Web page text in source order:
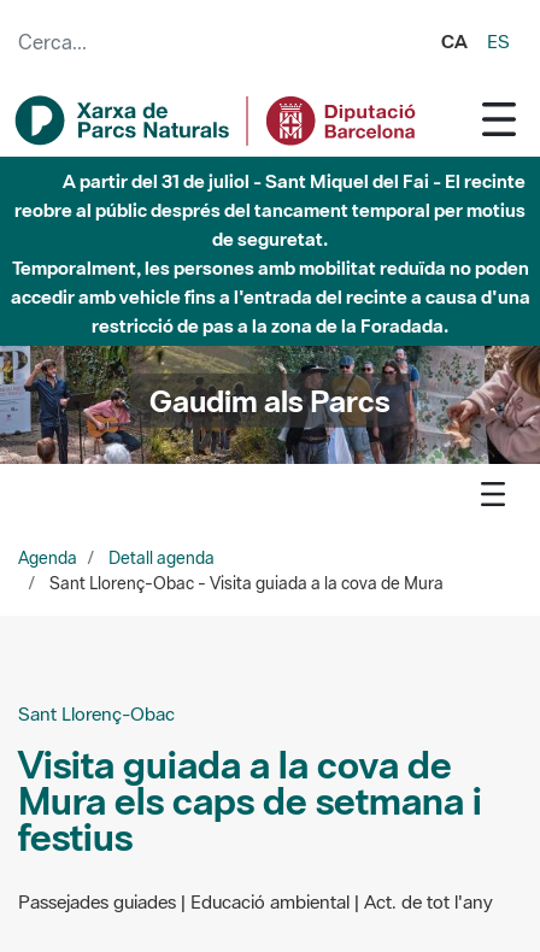
CA ES
Fins al desembre de 2026 - Parc Fluvial Besòs -
Afectacions a la llera del Parc Fluvial del Besòs degut a
obres de construcció d'una passera sobre el riu
Gaudim als Parcs
Agenda
Detall agenda
Mura els caps de setmana i
festius
Passejades guiades | Educació ambiental | Act. de tot l'any
Del 27/06/2026 fins al
28/06/2026